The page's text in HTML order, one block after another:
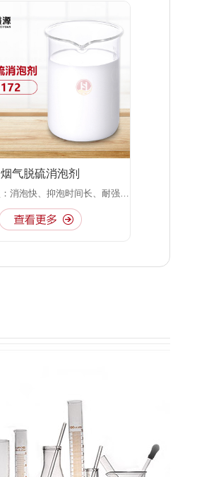
烟气脱硫消泡剂
性能特点：消泡快、抑泡时间长、耐强酸强碱